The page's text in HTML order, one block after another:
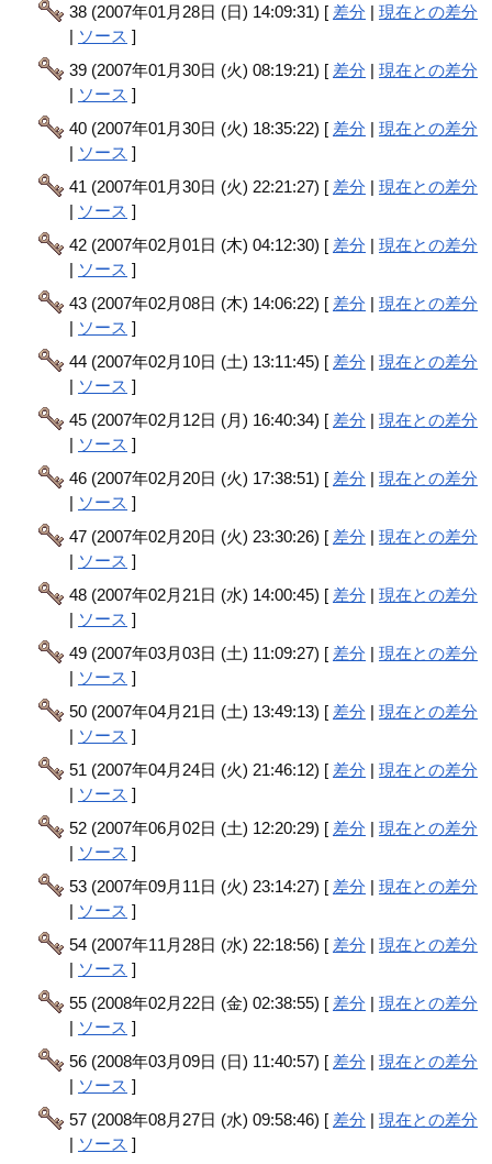
38 (2007年01月28日 (日) 14:09:31) [ 差分 |現在との差分
| ソース ]
39 (2007年01月30日 (火) 08:19:21) [ 差分 |現在との差分
| ソース ]
40 (2007年01月30日 (火) 18:35:22) [ 差分 |現在との差分
| ソース ]
41 (2007年01月30日 (火) 22:21:27) [ 差分 |現在との差分
| ソース ]
42 (2007年02月01日 (木) 04:12:30) [ 差分 |現在との差分
| ソース ]
43 (2007年02月08日 (木) 14:06:22) [ 差分 |現在との差分
| ソース ]
44 (2007年02月10日 (土) 13:11:45) [ 差分 |現在との差分
| ソース ]
45 (2007年02月12日 (月) 16:40:34) [ 差分 |現在との差分
| ソース ]
46 (2007年02月20日 (火) 17:38:51) [ 差分 |現在との差分
| ソース ]
47 (2007年02月20日 (火) 23:30:26) [ 差分 |現在との差分
| ソース ]
48 (2007年02月21日 (水) 14:00:45) [ 差分 |現在との差分
| ソース ]
49 (2007年03月03日 (土) 11:09:27) [ 差分 |現在との差分
| ソース ]
50 (2007年04月21日 (土) 13:49:13) [ 差分 |現在との差分
| ソース ]
51 (2007年04月24日 (火) 21:46:12) [ 差分 |現在との差分
| ソース ]
52 (2007年06月02日 (土) 12:20:29) [ 差分 |現在との差分
| ソース ]
53 (2007年09月11日 (火) 23:14:27) [ 差分 |現在との差分
| ソース ]
54 (2007年11月28日 (水) 22:18:56) [ 差分 |現在との差分
| ソース ]
55 (2008年02月22日 (金) 02:38:55) [ 差分 |現在との差分
| ソース ]
56 (2008年03月09日 (日) 11:40:57) [ 差分 |現在との差分
| ソース ]
57 (2008年08月27日 (水) 09:58:46) [ 差分 |現在との差分
| ソース ]